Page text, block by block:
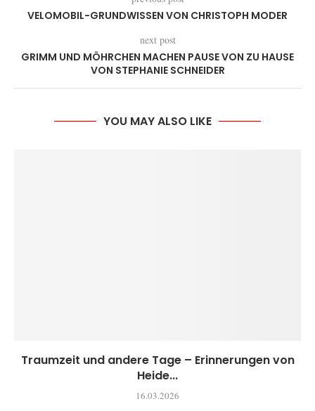
VELOMOBIL-GRUNDWISSEN VON CHRISTOPH MODER
next post
GRIMM UND MÖHRCHEN MACHEN PAUSE VON ZU HAUSE
VON STEPHANIE SCHNEIDER
YOU MAY ALSO LIKE
Traumzeit und andere Tage – Erinnerungen von
Heide...
16.03.2026